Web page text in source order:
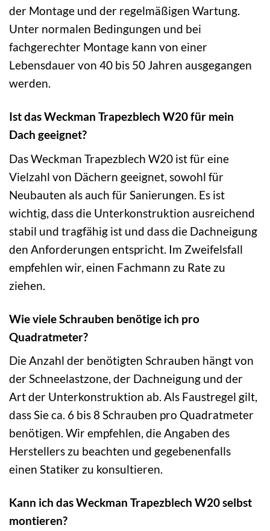
der Montage und der regelmäßigen Wartung.
Unter normalen Bedingungen und bei
fachgerechter Montage kann von einer
Lebensdauer von 40 bis 50 Jahren ausgegangen
werden.
Ist das Weckman Trapezblech W20 für mein
Dach geeignet?
Das Weckman Trapezblech W20 ist für eine
Vielzahl von Dächern geeignet, sowohl für
Neubauten als auch für Sanierungen. Es ist
wichtig, dass die Unterkonstruktion ausreichend
stabil und tragfähig ist und dass die Dachneigung
den Anforderungen entspricht. Im Zweifelsfall
empfehlen wir, einen Fachmann zu Rate zu
ziehen.
Wie viele Schrauben benötige ich pro
Quadratmeter?
Die Anzahl der benötigten Schrauben hängt von
der Schneelastzone, der Dachneigung und der
Art der Unterkonstruktion ab. Als Faustregel gilt,
dass Sie ca. 6 bis 8 Schrauben pro Quadratmeter
benötigen. Wir empfehlen, die Angaben des
Herstellers zu beachten und gegebenenfalls
einen Statiker zu konsultieren.
Kann ich das Weckman Trapezblech W20 selbst
montieren?